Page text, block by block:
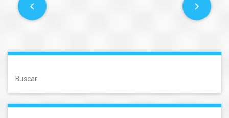
P
s
s
n
Buscar